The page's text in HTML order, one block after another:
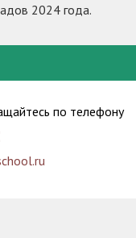
2024 года.
по телефону